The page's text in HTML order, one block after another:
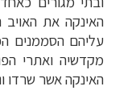
האינקה את האויב
עליהם הסממנים
מקדשיה ואתרי
האינקה אשר שרדו